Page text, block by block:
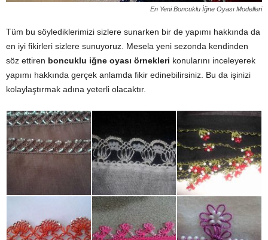
En Yeni Boncuklu İğne Oyası Modelleri
Tüm bu söylediklerimizi sizlere sunarken bir de yapımı hakkında da
en iyi fikirleri sizlere sunuyoruz. Mesela yeni sezonda kendinden
söz ettiren boncuklu iğne oyası örnekleri konularını inceleyerek
yapımı hakkında gerçek anlamda fikir edinebilirsiniz. Bu da işinizi
kolaylaştırmak adına yeterli olacaktır.